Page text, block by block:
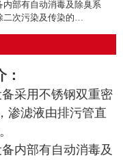
内部有自动消毒及除臭系
二次污染及传染的…
：
备采用不锈钢双重密
渗滤液由排污管直
内部有自动消毒及